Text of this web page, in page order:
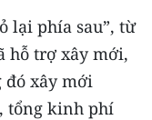
lại phía sau”, từ
hỗ trợ xây mới,
đó xây mới
tổng kinh phí